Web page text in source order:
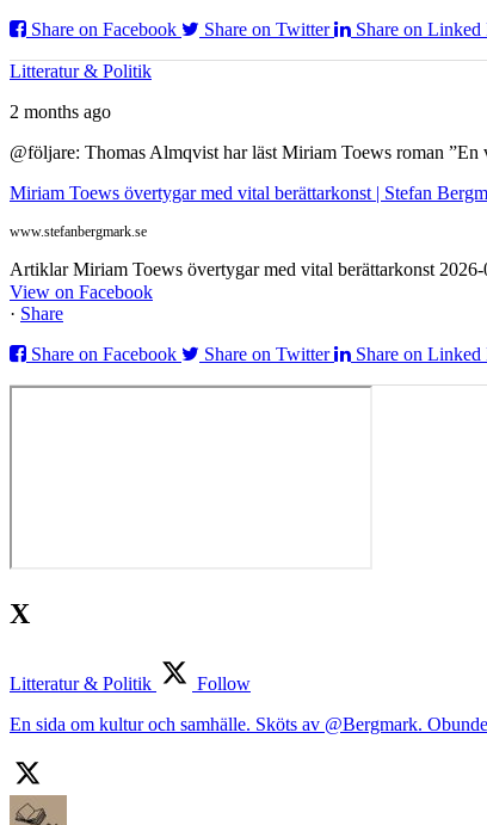
Share on Facebook
Share on Twitter Share on Linked
Litteratur & Politik
2 months ago
@följare: Thomas Almqvist har läst Miriam Toews roman
Miriam Toews övertygar med vital berättarkonst | Stefan
www.stefanbergmark.se
Artiklar Miriam Toews övertygar med vital berättarkonst
View on Facebook
· Share
Share on Facebook
Share on Twitter Share on Linked
X
Litteratur & Politik
Follow
En sida om kultur och samhälle. Sköts av @Bergmark.